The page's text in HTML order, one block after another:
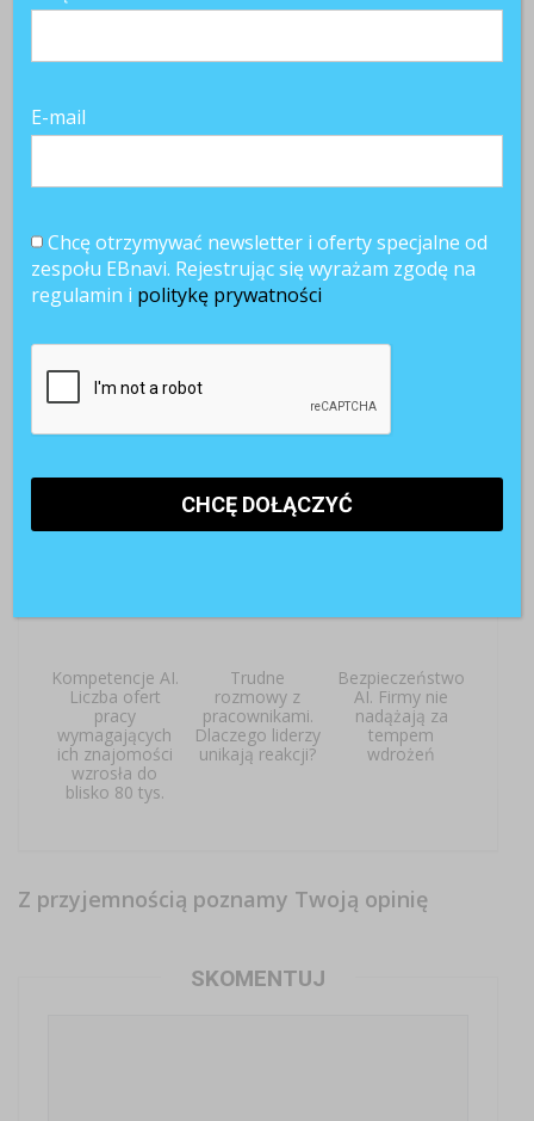
TAGI: autor ekspert HR
HRs
POWIĄZANE ARTYKUŁY
decyzyjny w
ostrożność
sztucznej
o awans? Tak
proc.
Kompetencje AI.
Liczba ofert
pracy
wymagających
ich znajomości
wzrosła do
blisko 80 tys.
Trudne
rozmowy z
pracownikami.
Dlaczego liderzy
unikają reakcji?
Bezpieczeństwo
AI. Firmy nie
nadążają za
tempem
wdrożeń
Z przyjemnością poznamy Twoją opinię
SKOMENTUJ
E-mail
Chcę otrzymywać newsletter i oferty specjalne od
zespołu EBnavi. Rejestrując się wyrażam zgodę na
regulamin i politykę prywatności